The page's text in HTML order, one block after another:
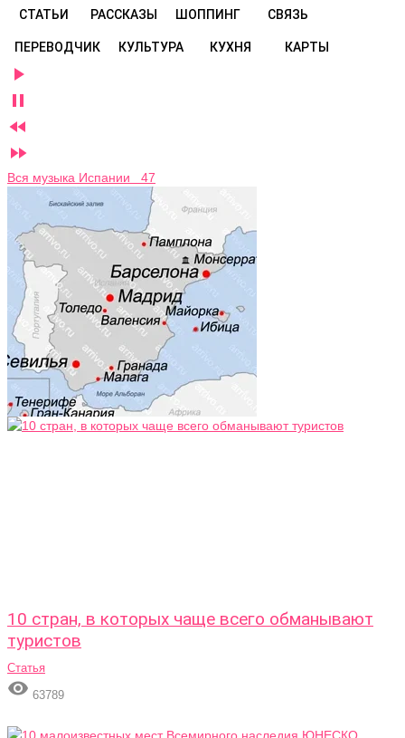
СТАТЬИ РАССКАЗЫ ШОППИНГ СВЯЗЬ
ПЕРЕВОДЧИК КУЛЬТУРА КУХНЯ КАРТЫ




Вся музыка Испании 47
10 стран, в которых чаще всего обманывают
туристов
Статья
 63789